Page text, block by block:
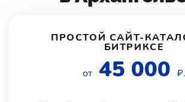
ПРОСТОЙ САЙТ-
БИТРИКСЕ
от 45 000 ₽.